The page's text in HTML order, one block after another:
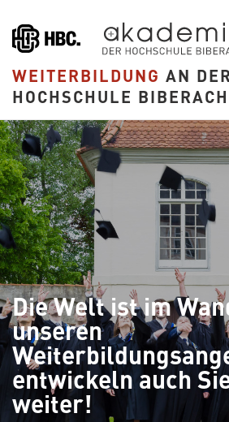
zum
Inhalt
WEITERBILDUNG AN
HOCHSCHULE BIBERACH
Die Welt ist im
unseren
entwickeln auch
weiter!